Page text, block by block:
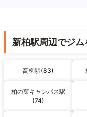
新柏駅周辺でジ
高柳駅(83)
柏の葉キャンパス駅
(74)